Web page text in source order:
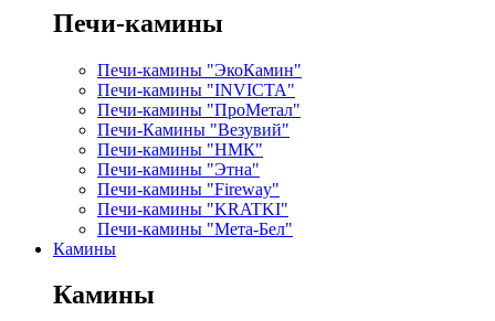
Печи-камины
Печи-камины "ЭкоКамин"
Печи-камины "INVICTA"
Печи-камины "ПроМетал"
Печи-Камины "Везувий"
Печи-камины "НМК"
Печи-камины "Этна"
Печи-камины "Fireway"
Печи-камины "KRATKI"
Печи-камины "Мета-Бел"
Камины
Камины